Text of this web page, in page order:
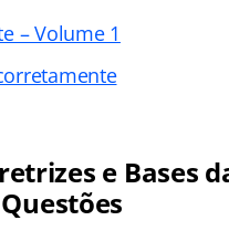
– Volume 1
e Bases